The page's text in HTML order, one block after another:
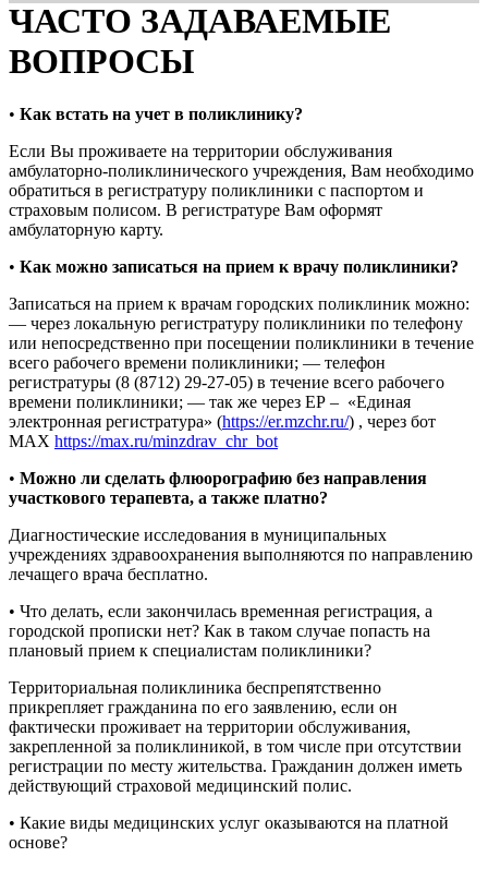
ЧАСТО ЗАДАВАЕМЫЕ
ВОПРОСЫ
• Как встать на учет в поликлинику?
Если Вы проживаете на территории обслуживания
амбулаторно-поликлинического учреждения, Вам необходимо
обратиться в регистратуру поликлиники с паспортом и
страховым полисом. В регистратуре Вам оформят
амбулаторную карту.
• Как можно записаться на прием к врачу поликлиники?
Записаться на прием к врачам городских поликлиник можно:
— через локальную регистратуру поликлиники по телефону
или непосредственно при посещении поликлиники в течение
всего рабочего времени поликлиники; — телефон
регистратуры (8 (8712) 29-27-05) в течение всего рабочего
времени поликлиники; — так же через ЕР – «Единая
электронная регистратура» (https://er.mzchr.ru/) , через бот
МАХ https://max.ru/minzdrav_chr_bot
• Можно ли сделать флюорографию без направления
участкового терапевта, а также платно?
Диагностические исследования в муниципальных
учреждениях здравоохранения выполняются по направлению
лечащего врача бесплатно.
• Что делать, если закончилась временная регистрация, а
городской прописки нет? Как в таком случае попасть на
плановый прием к специалистам поликлиники?
Территориальная поликлиника беспрепятственно
прикрепляет гражданина по его заявлению, если он
фактически проживает на территории обслуживания,
закрепленной за поликлиникой, в том числе при отсутствии
регистрации по месту жительства. Гражданин должен иметь
действующий страховой медицинский полис.
• Какие виды медицинских услуг оказываются на платной
основе?